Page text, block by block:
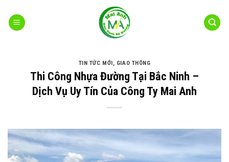
qua
TIN TỨC MỚI, GIAO THÔNG
Thi Công Nhựa Đường Tại Bắc Ninh –
Dịch Vụ Uy Tín Của Công Ty Mai Anh